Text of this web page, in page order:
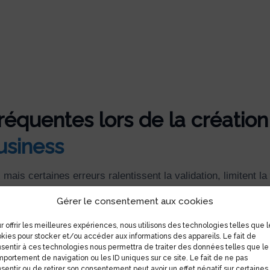
Gérer le consentement aux cookies
offrir les meilleures expériences, nous utilisons des technologies telles que
pour stocker et/ou accéder aux informations des appareils. Le fait de
à ces technologies nous permettra de traiter des données telles que le
de navigation ou les ID uniques sur ce site. Le fait de ne pas
lors de la création
certaines erreurs ralentissent la validation, limitent
Google Maps. Voici les plus courantes à éviter dès le
2